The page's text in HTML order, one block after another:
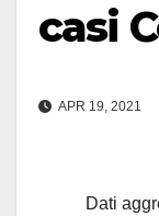
casi
APR 19, 2021
Dati